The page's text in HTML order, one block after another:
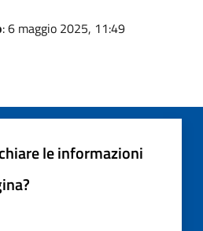
: 6 maggio 2025, 11:49
le informazioni